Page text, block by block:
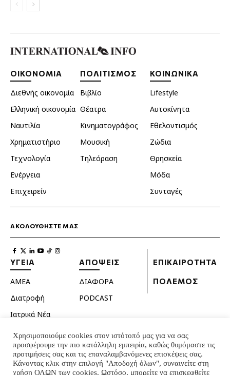
ΟΙΚΟΝΟΜΙΑ
Διεθνής οικονομία
Ελληνική οικονομία
Ναυτιλία
Χρηματιστήριο
Τεχνολογία
Ενέργεια
Επιχειρείν
ΠΟΛΙΤΙΣΜΟΣ
Βιβλίο
Θέατρα
Κινηματογράφος
Μουσική
Τηλεόραση
ΚΟΙΝΩΝΙΚΑ
Lifestyle
Αυτοκίνητα
Εθελοντισμός
Ζώδια
Θρησκεία
Μόδα
Συνταγές
ΑΚΟΛΟΥΘΗΣΤΕ ΜΑΣ
ΥΓΕΙΑ
ΑΜΕΑ
Διατροφή
Ιατρικά Νέα
Ομορφιά
Σεξουαλική ζωή
ΑΠΟΨΕΙΣ
ΔΙΑΦΟΡΑ
PODCAST
ΕΠΙΚΑΙΡΟΤΗΤΑ
ΠΟΛΕΜΟΣ
Χρησιμοποιούμε cookies στον ιστότοπό μας για να σας
προσφέρουμε την πιο κατάλληλη εμπειρία, καθώς θυμόμαστε τις
προτιμήσεις σας και τις επαναλαμβανόμενες επισκέψεις σας.
Κάνοντας κλικ στην επιλογή "Αποδοχή όλων", συναινείτε στη
χρήση ΟΛΩΝ των cookies. Ωστόσο, μπορείτε να επισκεφθείτε